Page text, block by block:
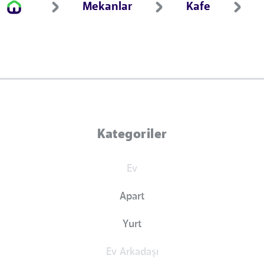
Mekanlar Kafe
Kategoriler
Ev
Apart
Yurt
Ev Arkadaşı